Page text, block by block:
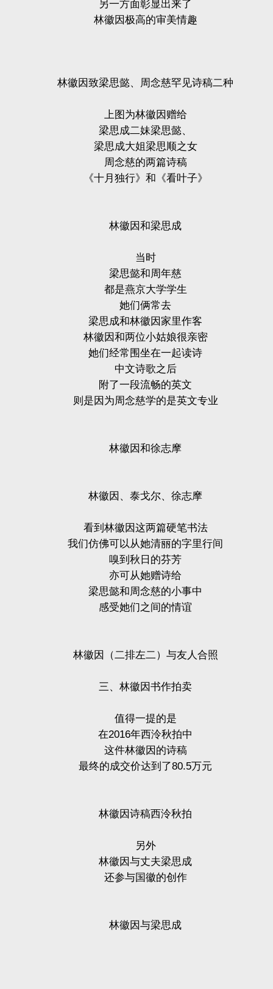
另一方面彰显出来了
林徽因极高的审美情趣
林徽因致梁思懿、周念慈罕见诗稿二种
上图为林徽因赠给
梁思成二妹梁思懿、
梁思成大姐梁思顺之女
周念慈的两篇诗稿
《十月独行》和《看叶子》
林徽因和梁思成
当时
梁思懿和周年慈
都是燕京大学学生
她们俩常去
梁思成和林徽因家里作客
林徽因和两位小姑娘很亲密
她们经常围坐在一起读诗
中文诗歌之后
附了一段流畅的英文
则是因为周念慈学的是英文专业
林徽因和徐志摩
林徽因、泰戈尔、徐志摩
看到林徽因这两篇硬笔书法
我们仿佛可以从她清丽的字里行间
嗅到秋日的芬芳
亦可从她赠诗给
梁思懿和周念慈的小事中
感受她们之间的情谊
林徽因（二排左二）与友人合照
三、林徽因书作拍卖
值得一提的是
在2016年西泠秋拍中
这件林徽因的诗稿
最终的成交价达到了80.5万元
林徽因诗稿西泠秋拍
另外
林徽因与丈夫梁思成
还参与国徽的创作
林徽因与梁思成